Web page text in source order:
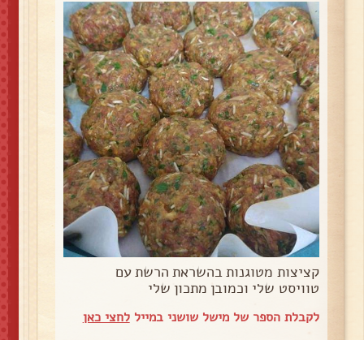
קציצות מטוגנות בהשראת הרשת עם
טוויסט שלי וכמובן מתכון שלי
לקבלת הספר של מישל שושני במייללחצי כאן